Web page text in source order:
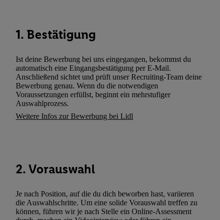
1. Bestätigung
Ist deine Bewerbung bei uns eingegangen, bekommst du
automatisch eine Eingangsbestätigung per E-Mail.
Anschließend sichtet und prüft unser Recruiting-Team deine
Bewerbung genau. Wenn du die notwendigen
Voraussetzungen erfüllst, beginnt ein mehrstufiger
Auswahlprozess.
Weitere Infos zur Bewerbung bei Lidl
2. Vorauswahl
Je nach Position, auf die du dich beworben hast, variieren
die Auswahlschritte. Um eine solide Vorauswahl treffen zu
können, führen wir je nach Stelle ein Online-Assessment
IhremTelekommunikationsnetzbetreiber
Sie verfügbar ist. Wenn das der Fall ist, gibt Utiq Ihre IP-Adresse
Netzbetreiber weiter, der anhand der IP-Adresse und einer
wie z.B. Ihrer Mobilfunknummer, eine Kennung für Utiq erstellt.
Kennung verwenden, um Sie wiederzuerkennen und
Nutzungsverhalten in den Lidl-Diensten zu erfassen.
mittels dieser Technologie auch auf Diensten wiedererkannt
widerrufen - jederzeit auch über
(„consenthub“)oder über „Anpassen“/„Nutzung der
(nur für die Lidl-Dienste) widerrufen. Weitere Informationen
denDatenschutzbestimmungen von Utiq.